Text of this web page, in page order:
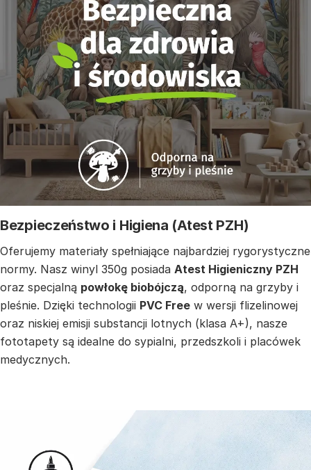
Bezpieczeństwo i Higiena (Atest PZH)
Oferujemy materiały spełniające najbardziej rygorystyczne
normy. Nasz winyl 350g posiada Atest Higieniczny PZH
oraz specjalną powłokę biobójczą, odporną na grzyby i
pleśnie. Dzięki technologii PVC Free w wersji flizelinowej
oraz niskiej emisji substancji lotnych (klasa A+), nasze
fototapety są idealne do sypialni, przedszkoli i placówek
medycznych.